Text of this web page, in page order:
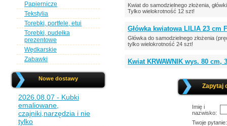
Papiernicze
Tekstylia
Torebki, portfele, etui
Torebki, pudełka
prezentowe
Wędkarskie
Zabawki
Nowe dostawy
2026.08.07 - Kubki
emaliowane,
czajniki,narzędzia i nie
tylko
Kwiat do samodzielnego złożenia,
Tylko wielokrotność 12 szt!
Główka kwiatowa LILIA 23 cm
Główka do samodzielnego złożenia
tylko wielokrotność 24 szt!
Kwiat KRWAWNIK wys. 80
Zapytaj
Imię i
nazwisko:
Twoje pytanie: